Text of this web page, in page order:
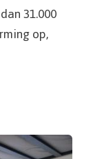
31.000
op,